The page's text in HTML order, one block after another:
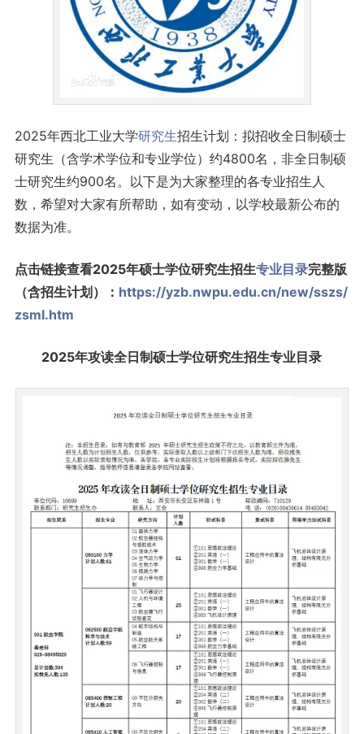
2025年西北工业大学研究生招生计划：拟招收全日制硕士
研究生（含学术学位和专业学位）约4800名，非全日制硕
士研究生约900名。以下是为大家整理的各专业招生人
数，希望对大家有所帮助，如有变动，以学校最新公布的
数据为准。
点击链接查看2025年硕士学位研究生招生专业目录完整版
（含招生计划）： https://yzb.nwpu.edu.cn/new/sszs/
zsml.htm
2025年攻读全日制硕士学位研究生招生专业目录